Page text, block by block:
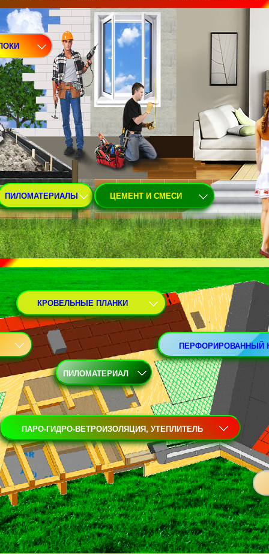
ПИЛОМАТЕРИАЛЫ ЦЕМЕНТ И СМЕСИ
ПЕРФОРИРОВАННЫЙ
ПАРО-ГИДРО-ВЕТРОИЗОЛЯЦИЯ, УТЕПЛИТЕЛЬ
ПИЛОМАТЕРИАЛ
КРОВЕЛЬНЫЕ ПЛАНКИ